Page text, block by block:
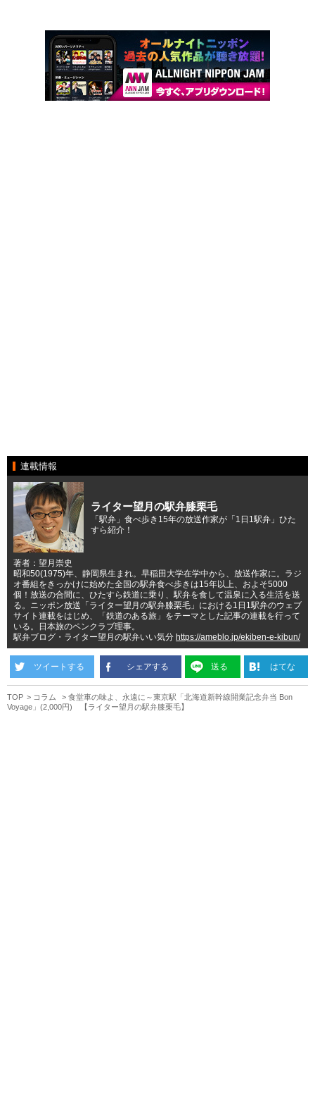
連載情報
ライター望月の駅弁膝栗毛
「駅弁」食べ歩き15年の放送作家が「1日1駅弁」ひた
すら紹介！
著者：望月崇史
昭和50(1975)年、静岡県生まれ。早稲田大学在学中から、放送作家に。ラジ
オ番組をきっかけに始めた全国の駅弁食べ歩きは15年以上、およそ5000
個！放送の合間に、ひたすら鉄道に乗り、駅弁を食して温泉に入る生活を送
る。ニッポン放送「ライター望月の駅弁膝栗毛」における1日1駅弁のウェブ
サイト連載をはじめ、「鉄道のある旅」をテーマとした記事の連載を行って
いる。日本旅のペンクラブ理事。
駅弁ブログ・ライター望月の駅弁いい気分 https://ameblo.jp/ekiben-e-kibun/
ツイートする シェアする 送る はてな
TOP コラム
食堂車の味よ、永遠に～東京駅「北海道新幹線開業記念弁当 Bon
Voyage」(2,000円) 【ライター望月の駅弁膝栗毛】